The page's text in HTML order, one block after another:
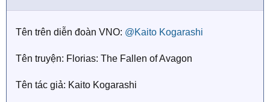
n
Tên trên diễn đoàn VNO: @Kaito Kogarashi
Tên truyện: Florias: The Fallen of Avagon
Tên tác giả: Kaito Kogarashi